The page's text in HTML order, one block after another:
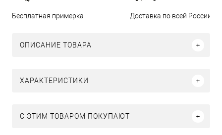
Бесплатная примерка Доставка по всей России
ОПИСАНИЕ ТОВАРА
ХАРАКТЕРИСТИКИ
С ЭТИМ ТОВАРОМ ПОКУПАЮТ